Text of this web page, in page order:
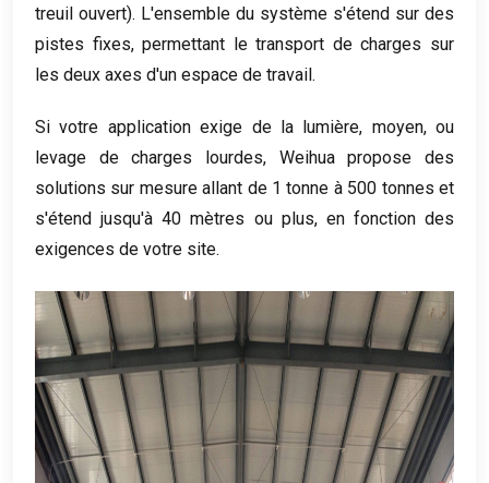
treuil ouvert). L'ensemble du système s'étend sur des
pistes fixes, permettant le transport de charges sur
les deux axes d'un espace de travail.
Si votre application exige de la lumière, moyen, ou
levage de charges lourdes, Weihua propose des
solutions sur mesure allant de 1 tonne à 500 tonnes et
s'étend jusqu'à 40 mètres ou plus, en fonction des
exigences de votre site.